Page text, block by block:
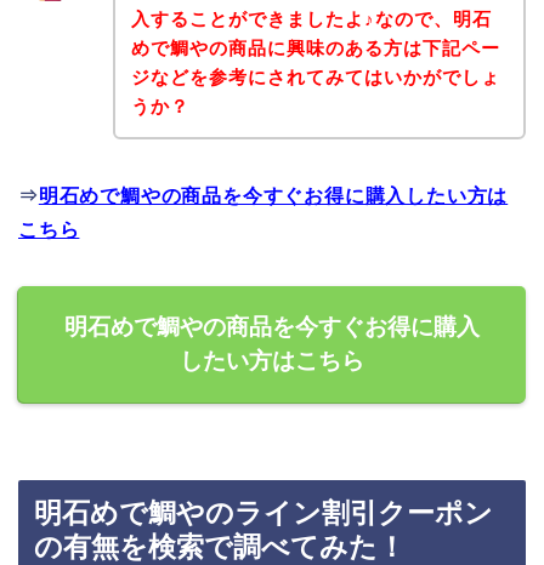
入することができましたよ♪なので、明石
めで鯛やの商品に興味のある方は下記ペー
ジなどを参考にされてみてはいかがでしょ
うか？
⇒明石めで鯛やの商品を今すぐお得に購入したい方は
こちら
明石めで鯛やの商品を今すぐお得に購入
したい方はこちら
明石めで鯛やのライン割引クーポン
の有無を検索で調べてみた！